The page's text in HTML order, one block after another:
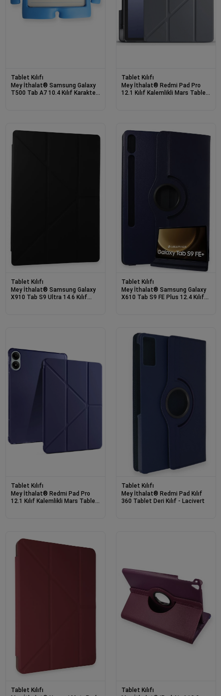
Tablet Kılıfı
Mey İthalat® Samsung Galaxy
T500 Tab A7 10.4 Kılıf Karakter
Tablet Kılıfı
Mey İthalat® Redmi Pad Pro
12.1 Kılıf Kalemlikli Mars Tablet
Tablet Kılıfı
Mey İthalat® Samsung Galaxy
X910 Tab S9 Ultra 14.6 Kılıf
Tablet Kılıfı
Mey İthalat® Samsung Galaxy
X610 Tab S9 FE Plus 12.4 Kılıf
Tablet Kılıfı
Mey İthalat® Redmi Pad Pro
12.1 Kılıf Kalemlikli Mars Tablet
Tablet Kılıfı
Mey İthalat® Redmi Pad Kılıf
360 Tablet Deri Kılıf - Lacivert
Tablet Kılıfı
Tablet Kılıfı